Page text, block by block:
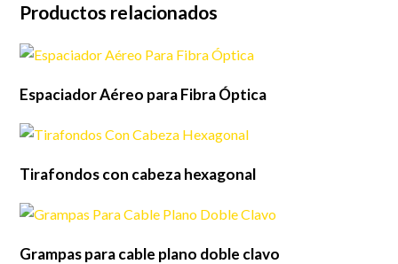
Productos relacionados
Espaciador Aéreo para Fibra Óptica
Tirafondos con cabeza hexagonal
Grampas para cable plano doble clavo